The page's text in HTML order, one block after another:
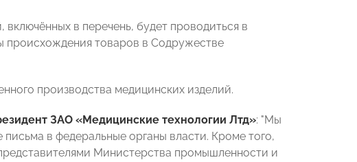
в перечень, будет проводиться в
происхождения товаров в Содружестве
производства медицинских изделий.
ЗАО «Медицинские технологии Лтд»: "Мы
в федеральные органы власти. Кроме того,
Министерства промышленности и